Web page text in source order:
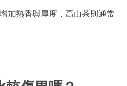
加熟香與厚度，高山茶則通常